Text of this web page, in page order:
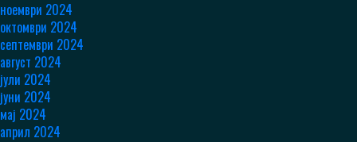
ноември 2024
октомври 2024
септември 2024
август 2024
јули 2024
јуни 2024
мај 2024
април 2024